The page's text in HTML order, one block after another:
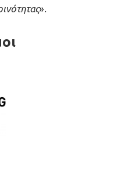
».